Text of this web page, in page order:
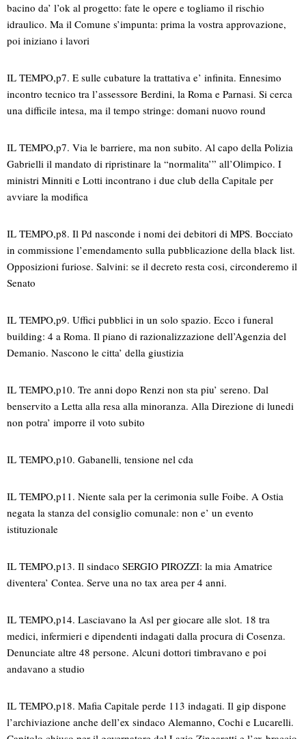
bacino da’ l’ok al progetto: fate le opere e togliamo il rischio
idraulico. Ma il Comune s’impunta: prima la vostra approvazione,
poi iniziano i lavori
IL TEMPO,p7. E sulle cubature la trattativa e’ infinita. Ennesimo
incontro tecnico tra l’assessore Berdini, la Roma e Parnasi. Si cerca
una difficile intesa, ma il tempo stringe: domani nuovo round
IL TEMPO,p7. Via le barriere, ma non subito. Al capo della Polizia
Gabrielli il mandato di ripristinare la “normalita’” all’Olimpico. I
ministri Minniti e Lotti incontrano i due club della Capitale per
avviare la modifica
IL TEMPO,p8. Il Pd nasconde i nomi dei debitori di MPS. Bocciato
in commissione l’emendamento sulla pubblicazione della black list.
Opposizioni furiose. Salvini: se il decreto resta cosi, circonderemo il
Senato
IL TEMPO,p9. Uffici pubblici in un solo spazio. Ecco i funeral
building: 4 a Roma. Il piano di razionalizzazione dell’Agenzia del
Demanio. Nascono le citta’ della giustizia
IL TEMPO,p10. Tre anni dopo Renzi non sta piu’ sereno. Dal
benservito a Letta alla resa alla minoranza. Alla Direzione di lunedi
non potra’ imporre il voto subito
IL TEMPO,p10. Gabanelli, tensione nel cda
IL TEMPO,p11. Niente sala per la cerimonia sulle Foibe. A Ostia
negata la stanza del consiglio comunale: non e’ un evento
istituzionale
IL TEMPO,p13. Il sindaco SERGIO PIROZZI: la mia Amatrice
diventera’ Contea. Serve una no tax area per 4 anni.
IL TEMPO,p14. Lasciavano la Asl per giocare alle slot. 18 tra
medici, infermieri e dipendenti indagati dalla procura di Cosenza.
Denunciate altre 48 persone. Alcuni dottori timbravano e poi
andavano a studio
IL TEMPO,p18. Mafia Capitale perde 113 indagati. Il gip dispone
l’archiviazione anche dell’ex sindaco Alemanno, Cochi e Lucarelli.